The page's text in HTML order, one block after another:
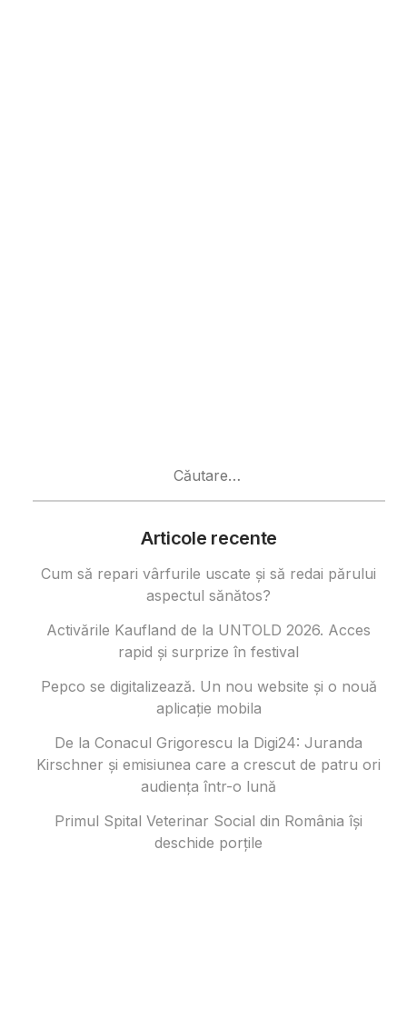
Articole recente
Cum să repari vârfurile uscate și să redai părului
aspectul sănătos?
Activările Kaufland de la UNTOLD 2026. Acces
rapid și surprize în festival
Pepco se digitalizează. Un nou website și o nouă
aplicație mobila
De la Conacul Grigorescu la Digi24: Juranda
Kirschner și emisiunea care a crescut de patru ori
audiența într-o lună
Primul Spital Veterinar Social din România își
deschide porțile